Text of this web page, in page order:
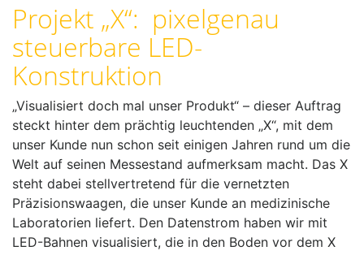
s
Projekt „X“: pixelgenau
steuerbare LED-
Konstruktion
„Visualisiert doch mal unser Produkt“ – dieser Auftrag
steckt hinter dem prächtig leuchtenden „X“, mit dem
unser Kunde nun schon seit einigen Jahren rund um die
Welt auf seinen Messestand aufmerksam macht. Das X
steht dabei stellvertretend für die vernetzten
Präzisionswaagen, die unser Kunde an medizinische
Laboratorien liefert. Den Datenstrom haben wir mit
LED-Bahnen visualisiert, die in den Boden vor dem X